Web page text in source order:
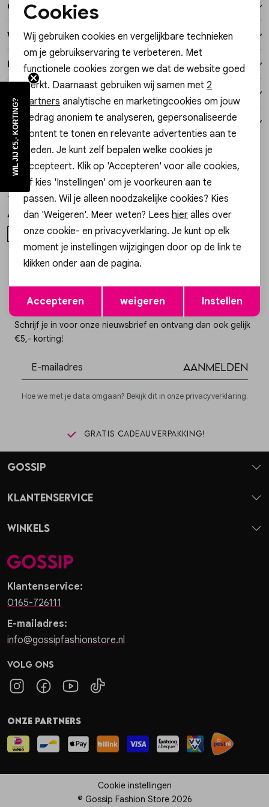
Vesten
Jassen
Lingerie
Over dit item
Winkelvoorraad
Kenmerken
Verzending / Ophalen in de winkel
Retourneren
Style dit met
Gossip
JE15973 BEDEL KLAVERTJE
4,99
ONE SIZE
1/1
Gossip
JE15965 BEDEL MADELIEFJE
4,99
ONE SIZE
Altijd als eerste op de hoogte zijn?
Schrijf je in voor onze nieuwsbrief en ontvang dan ook gelijk
€5,- korting!
Aanmelden
Hoe we met je data omgaan? Bekijk dit in onze privacyverklaring.
Gratis cadeauverpakking!
Klantenservice:
0165-726111
E-mailadres:
info@gossipfashionstore.nl
Volg ons
Gossip
Klantenservice
Winkels
Onze partners
Cookie instellingen
© Gossip Fashion Store 2026
Noodzakelijke cookies
Personalisatie cookies
Analytische cookies
Marketing cookies
Opslaan
Cookies
Wij gebruiken cookies en vergelijkbare technieken
om je gebruikservaring te verbeteren. Met
functionele cookies zorgen we dat de website goed
werkt. Daarnaast gebruiken wij samen met 2
partners analytische en marketingcookies om jouw
gedrag anoniem te analyseren, gepersonaliseerde
content te tonen en relevante advertenties aan te
bieden. Je kunt zelf bepalen welke cookies je
accepteert. Klik op 'Accepteren' voor alle cookies,
of kies 'Instellingen' om je voorkeuren aan te
passen. Wil je alleen noodzakelijke cookies? Kies
dan 'Weigeren'. Meer weten? Lees hier alles over
onze cookie- en privacyverklaring. Je kunt op elk
moment je instellingen wijzigingen door op de link te
klikken onder aan de pagina.
Accepteren weigeren Instellen
WIL JIJ €5,- KORTING?